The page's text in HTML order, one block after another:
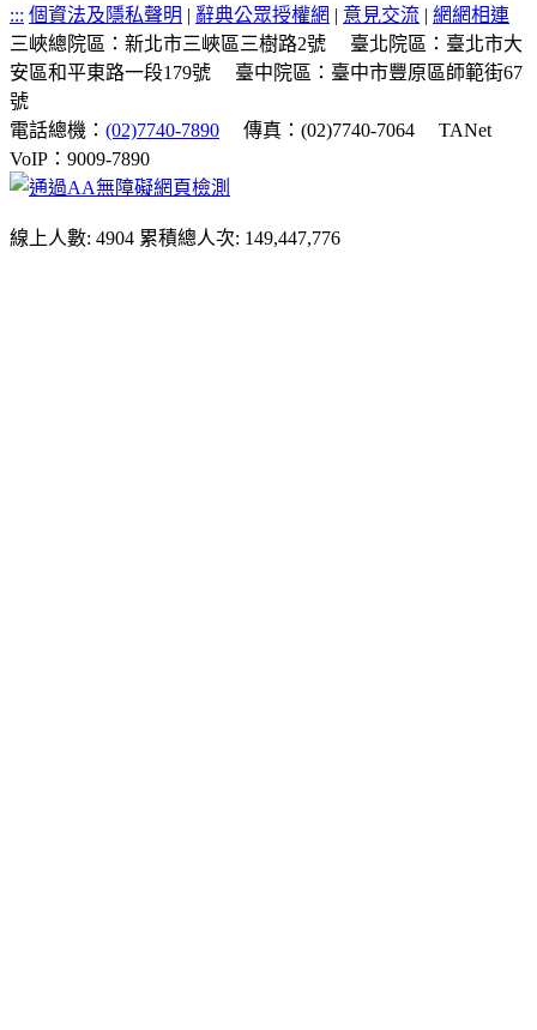
::: 個資法及隱私聲明 | 辭典公眾授權網 | 意見交流 | 網網相連
三峽總院區：新北市三峽區三樹路2號
臺北院區：臺北市大
安區和平東路一段179號
臺中院區：臺中市豐原區師範街67
號
電話總機： (02)7740-7890 傳真：(02)7740-7064
TANet
VoIP：9009-7890
線上人數: 4904 累積總人次: 149,447,776